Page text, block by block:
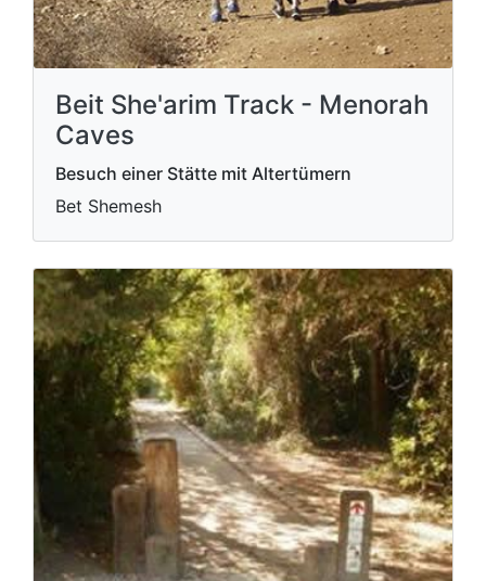
Beit She'arim Track - Menorah
Caves
Besuch einer Stätte mit Altertümern
Bet Shemesh